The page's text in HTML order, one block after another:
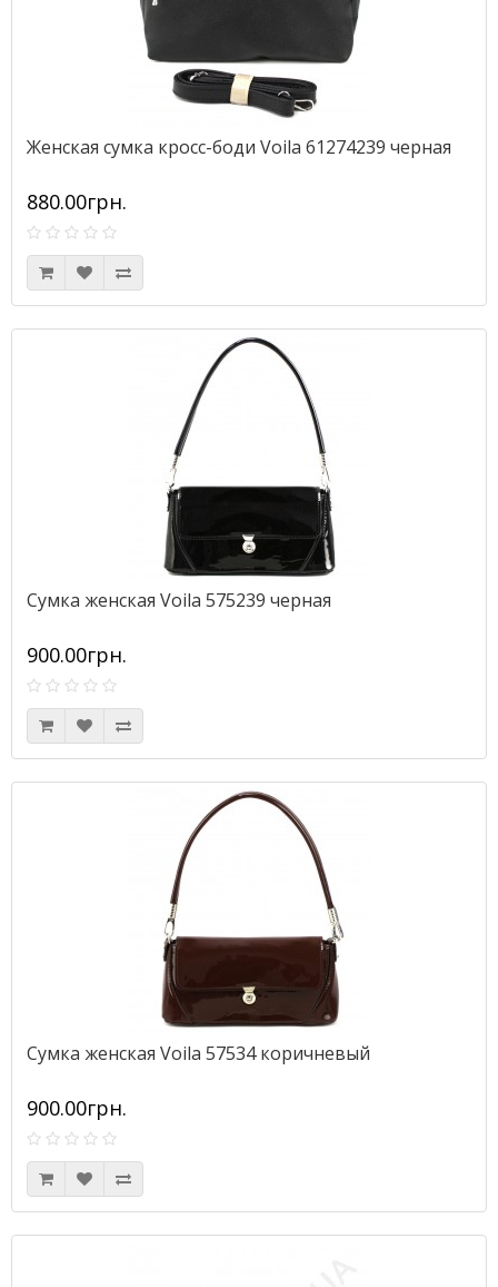
Женская сумка кросс-боди Voila 61274239 черная
880.00грн.
Сумка женская Voila 575239 черная
900.00грн.
Сумка женская Voila 57534 коричневый
900.00грн.